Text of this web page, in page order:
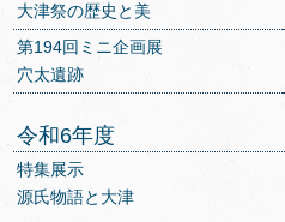
大津祭の歴史と美
第194回ミニ企画展
穴太遺跡
令和6年度
特集展示
源氏物語と大津